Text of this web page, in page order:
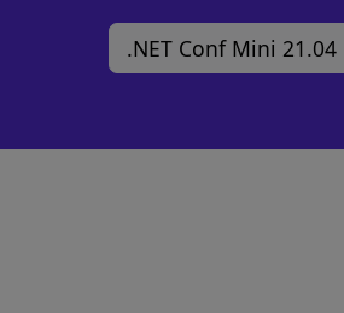
.NET Conf Mini